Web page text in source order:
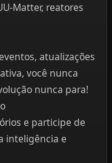
Matter, reatores
atualizações
você nunca
nunca para!
e participe de
inteligência e